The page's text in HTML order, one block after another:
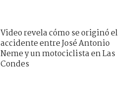
Video revela cómo se originó el
accidente entre José Antonio
Neme y un motociclista en Las
Condes